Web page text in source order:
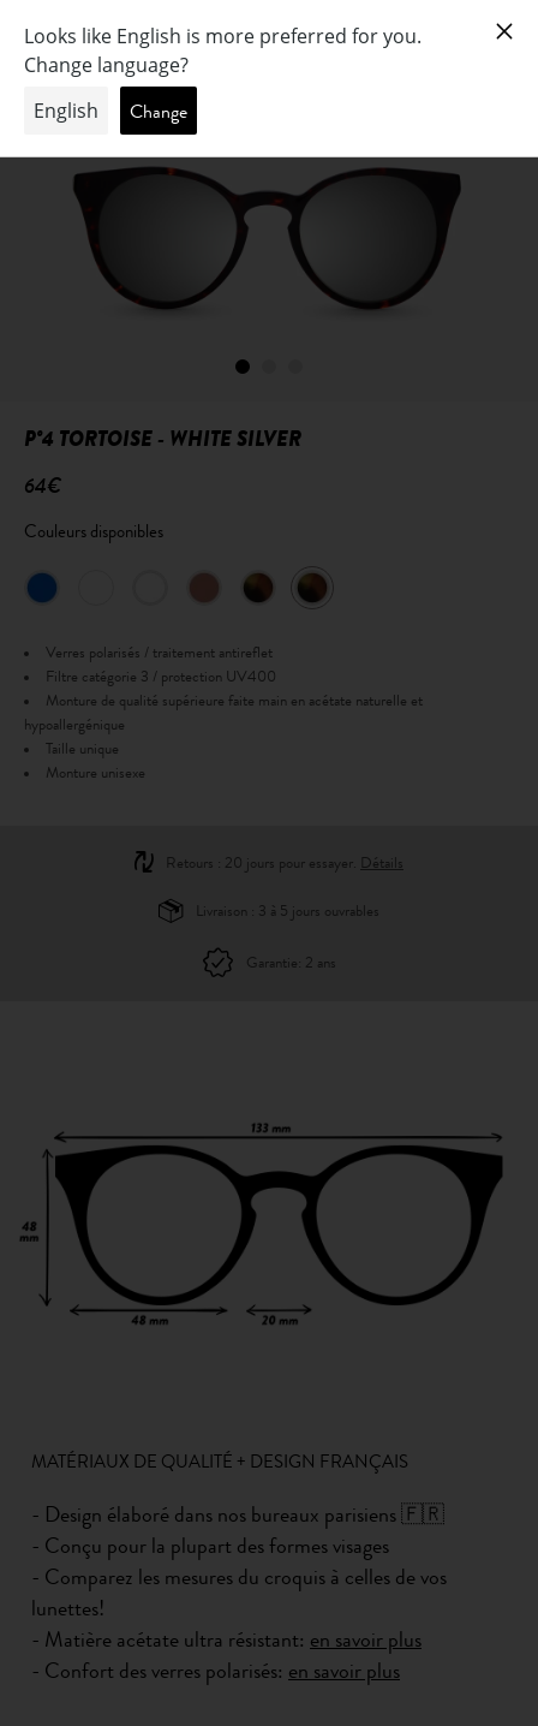
P°4 TORTOISE - WHITE SILVER
64€
Couleurs disponibles
Verres polarisés / traitement antireflet
Filtre catégorie 3 / protection UV400
Monture de qualité supérieure faite main en acétate naturelle et
hypoallergénique
Taille unique
Monture unisexe
Retours : 20 jours pour essayer. Détails
Livraison : 3 à 5 jours ouvrables
Garantie: 2 ans
MATÉRIAUX DE QUALITÉ + DESIGN FRANÇAIS
- Design élaboré dans nos bureaux parisiens 🇫🇷
- Conçu pour la plupart des formes visages
- Comparez les mesures du croquis à celles de vos
lunettes!
- Matière acétate ultra résistant: en savoir plus
- Confort des verres polarisés: en savoir plus